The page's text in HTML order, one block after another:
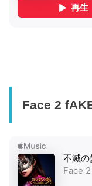
Face 2